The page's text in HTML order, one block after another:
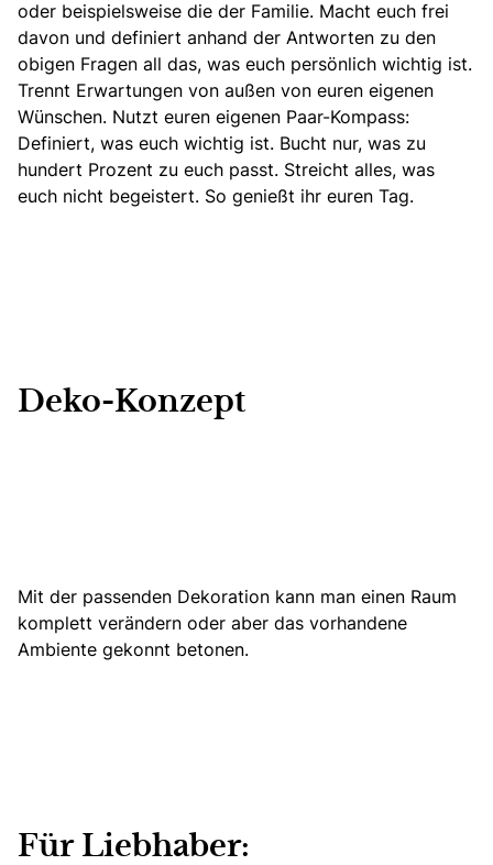
oder beispielsweise die der Familie. Macht euch frei
davon und definiert anhand der Antworten zu den
obigen Fragen all das, was euch persönlich wichtig ist.
Trennt Erwartungen von außen von euren eigenen
Wünschen. Nutzt euren eigenen Paar-Kompass:
Definiert, was euch wichtig ist. Bucht nur, was zu
hundert Prozent zu euch passt. Streicht alles, was
euch nicht begeistert. So genießt ihr euren Tag.
Deko-Konzept
Mit der passenden Dekoration kann man einen Raum
komplett verändern oder aber das vorhandene
Ambiente gekonnt betonen.
Für Liebhaber: